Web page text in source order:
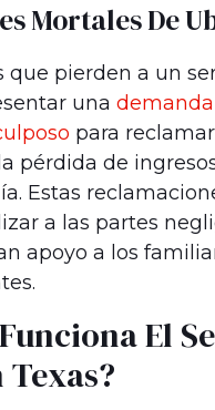
Mortales De
que pierden a un
una
para
pérdida de
Estas
a las partes
apoyo a los
El
Texas?